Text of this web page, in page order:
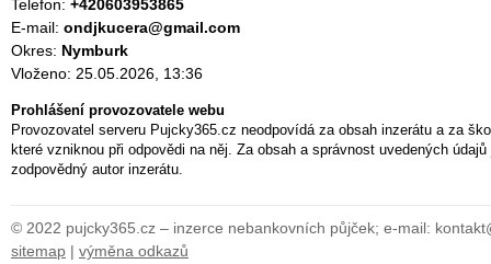
Telefon: +420603953865
E-mail: ondjkucera@gmail.com
Okres: Nymburk
Vloženo: 25.05.2026, 13:36
Prohlášení provozovatele webu
Provozovatel serveru Pujcky365.cz neodpovídá za obsah inzerátu a za
které vzniknou při odpovědi na něj. Za obsah a správnost uvedených
zodpovědný autor inzerátu.
© 2022 pujcky365.cz – inzerce nebankovních půjček; e-mail:
sitemap | výměna odkazů